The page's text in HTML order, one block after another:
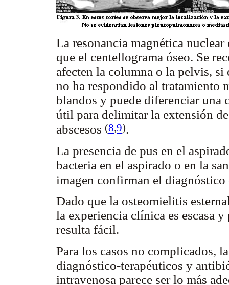
La resonancia magnética
que el centellograma óseo. Se
afecten la columna o la pelvis, si
no ha respondido al tratamiento
blandos y puede diferenciar una
útil para delimitar la extensión
abscesos (8 9).
La presencia de pus en el
bacteria en el aspirado o en la
imagen confirman el
Dado que la osteomielitis
la experiencia clínica es escasa
resulta fácil.
Para los casos no complicados,
diagnóstico-terapéuticos y
intravenosa parece ser lo más